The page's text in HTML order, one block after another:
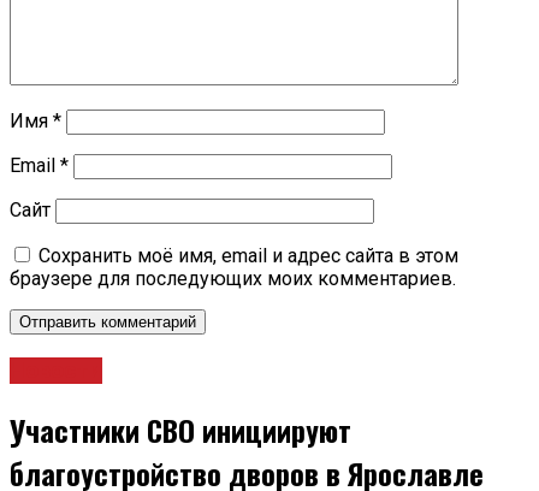
Имя *
Email *
Сайт
Сохранить моё имя, email и адрес сайта в этом
браузере для последующих моих комментариев.
Участники СВО инициируют
благоустройство дворов в Ярославле